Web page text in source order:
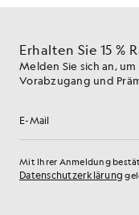
Erhalten Sie 15 %
Melden Sie sich an,
Vorabzugang und
E-Mail-Adresse
Mit Ihrer Anmeldung
Datenschutzerklärung